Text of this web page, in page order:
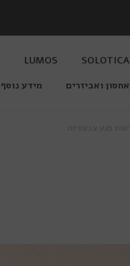
SOLOTICA
LUMOS
אחסון ואביזרים
מידע נוסף